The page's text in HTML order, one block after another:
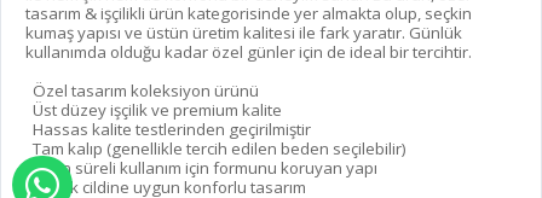
tasarım & işçilikli ürün kategorisinde yer almakta olup, seçkin
kumaş yapısı ve üstün üretim kalitesi ile fark yaratır. Günlük
kullanımda olduğu kadar özel günler için de ideal bir tercihtir.
Özel tasarım koleksiyon ürünü
Üst düzey işçilik ve premium kalite
Hassas kalite testlerinden geçirilmiştir
Tam kalıp (genellikle tercih edilen beden seçilebilir)
Uzun süreli kullanım için formunu koruyan yapı
Çocuk cildine uygun konforlu tasarım
WHATSAPP İLE SİPARİŞ VER